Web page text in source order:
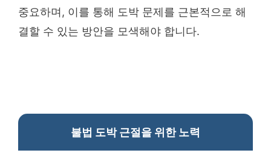
중요하며, 이를 통해 도박 문제를 근본적으로 해
결할 수 있는 방안을 모색해야 합니다.
불법 도박 근절을 위한 노력